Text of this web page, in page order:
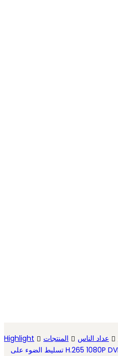
Highlight المنتجات عداد الناس
تسليط الضوء على H.265 1080P DVR Kit 4CH / 8CH موبايل مركبة